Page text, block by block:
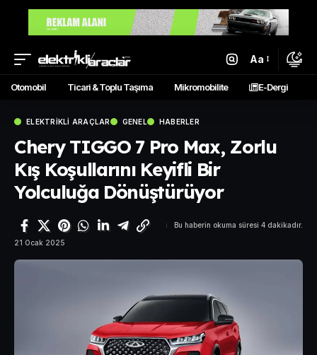
Aa
Otomobil Ticari & Toplu Taşıma Mikromobilite E-Dergi
ELEKTRIKLI ARAÇLAR GENEL HABERLER
Chery TIGGO 7 Pro Max, Zorlu
Kış Koşullarını Keyifli Bir
Yolculuğa Dönüştürüyor
21 Ocak 2025
Bu haberin okuma süresi 4 dakikadır.